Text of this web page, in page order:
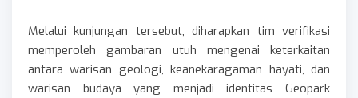
Melalui kunjungan tersebut, diharapkan tim verifikasi
memperoleh gambaran utuh mengenai keterkaitan
antara warisan geologi, keanekaragaman hayati, dan
warisan budaya yang menjadi identitas Geopark